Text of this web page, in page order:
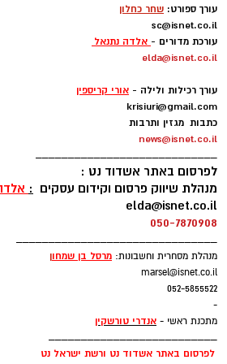
צילום טל עבודי
שלום לוטטי מנהל התזמורת
"התזמורת האנדלוסית
מתחם ההצגות יפתח עם עם “בית
המופע הרשמי של הסדרה
בהמשך, בשעה
עורך ספורט: שחר כחלון
sc@isnet.co.il
עורכת מדורים - אלדה נתנאל
elda@isnet.co.il
עורך רכילות ולילה - אורי קריספין
krisiuri@gmail.com
כתבות מגזין ותרבות
news@isnet.co.il
לפרסום באתר אשדוד נט :
מנהלת שיווק פרסום וקידום עסקים :
elda@isnet.co.il
050-7870908
_______________________________
מנהלת מסחרית וחשבונות: מרסל בן שמחון
marsel@isnet.co.il
052-5855522
-
מתכנת ראשי - אנדרי טורשקין
__________________________
לפרסום באתר אשדוד נט ורשת ישראל נט